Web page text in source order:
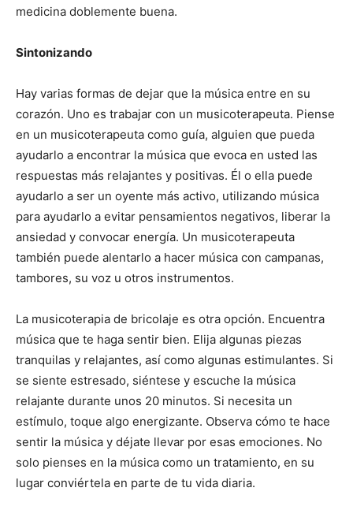
medicina doblemente buena.
Sintonizando
Hay varias formas de dejar que la música entre en su
corazón. Uno es trabajar con un musicoterapeuta. Piense
en un musicoterapeuta como guía, alguien que pueda
ayudarlo a encontrar la música que evoca en usted las
respuestas más relajantes y positivas. Él o ella puede
ayudarlo a ser un oyente más activo, utilizando música
para ayudarlo a evitar pensamientos negativos, liberar la
ansiedad y convocar energía. Un musicoterapeuta
también puede alentarlo a hacer música con campanas,
tambores, su voz u otros instrumentos.
La musicoterapia de bricolaje es otra opción. Encuentra
música que te haga sentir bien. Elija algunas piezas
tranquilas y relajantes, así como algunas estimulantes. Si
se siente estresado, siéntese y escuche la música
relajante durante unos 20 minutos. Si necesita un
estímulo, toque algo energizante. Observa cómo te hace
sentir la música y déjate llevar por esas emociones. No
solo pienses en la música como un tratamiento, en su
lugar conviértela en parte de tu vida diaria.